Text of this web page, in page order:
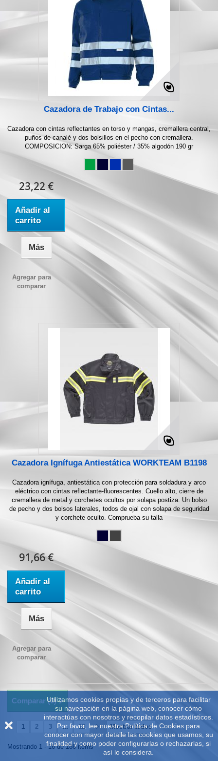
Cazadora de Trabajo con Cintas...
Cazadora con cintas reflectantes en torso y mangas, cremallera central,
puños de canalé y dos bolsillos en el pecho con cremallera.
COMPOSICION: Sarga 65% poliéster / 35% algodón 190 gr
23,22 €
Añadir al
carrito
Más
Agregar para
comparar
Cazadora Ignífuga Antiestática WORKTEAM B1198
Cazadora ignífuga, antiestática con protección para soldadura y arco
eléctrico con cintas reflectante-fluorescentes. Cuello alto, cierre de
cremallera de metal y corchetes ocultos por solapa postiza. Un bolso
de pecho y dos bolsos laterales, todos de ojal con solapa de seguridad
y corchete oculto. Comprueba su talla
91,66 €
Añadir al
carrito
Más
Agregar para
comparar
Comparar (0)
Mostrar todos
1 2 3 ... 12
Mostrando 1 - 16 de 186 items
Utilizamos cookies propias y de terceros para facilitar
su navegación en la página web, conocer cómo
interactúas con nosotros y recopilar datos estadísticos.
Por favor, lee nuestra Política de Cookies para
conocer con mayor detalle las cookies que usamos, su
finalidad y como poder configurarlas o rechazarlas, si
así lo considera.